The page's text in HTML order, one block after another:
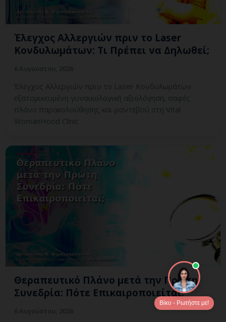
Έλεγχος Αλλεργιών πριν το Laser
Κονδυλωμάτων: Τι Πρέπει να Δηλωθεί;
Έλεγχος Αλλεργιών πριν το Laser Κονδυλωμάτων:
εξατομικευμένη γυναικολογική αξιολόγηση, σαφές
πλάνο παρακολούθησης και ραντεβού στη Vital
WomanHood Clinic
Θεραπευτικό Πλάνο μετά την Πρώτη
Συνεδρία: Πότε Επικαιροποιείται;
Βίκυ - Ρωτήστε με!